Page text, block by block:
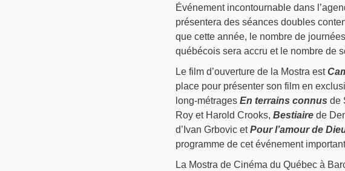
Événement incontournable dans
présentera des séances doubles
que cette année, le nombre de
québécois sera accru et le nombre de
Le film d’ouverture de la Mostra est
place pour présenter son film en
long-métrages En terrains connus de
Roy et Harold Crooks, Bestiairede
d’Ivan Grbovic etPour l’amour de
programme de cet événement
La Mostra de Cinéma du Québec à